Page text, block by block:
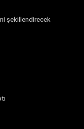
şekillendirecek